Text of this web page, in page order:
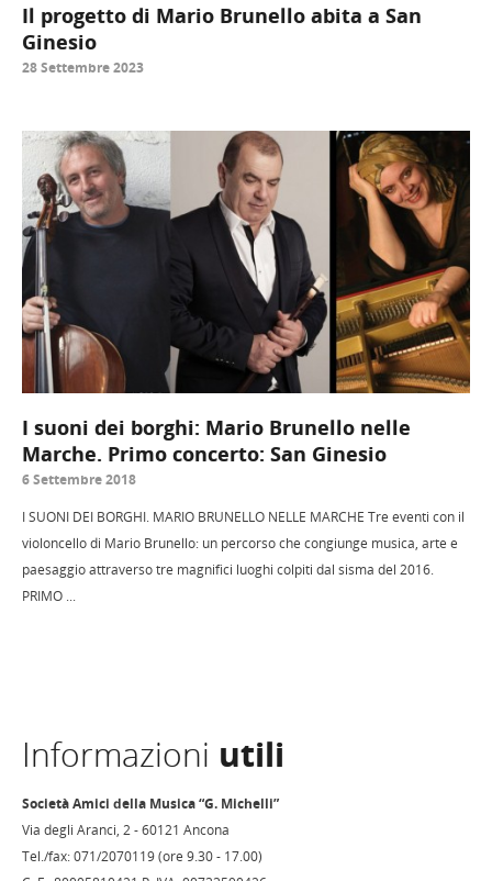
Il progetto di Mario Brunello abita a San
Ginesio
28 Settembre 2023
I suoni dei borghi: Mario Brunello nelle
Marche. Primo concerto: San Ginesio
6 Settembre 2018
I SUONI DEI BORGHI. MARIO BRUNELLO NELLE MARCHE Tre eventi con il
violoncello di Mario Brunello: un percorso che congiunge musica, arte e
paesaggio attraverso tre magnifici luoghi colpiti dal sisma del 2016.
PRIMO ...
Informazioni utili
Società Amici della Musica “G. Michelli”
Via degli Aranci, 2 - 60121 Ancona
Tel./fax: 071/2070119 (ore 9.30 - 17.00)